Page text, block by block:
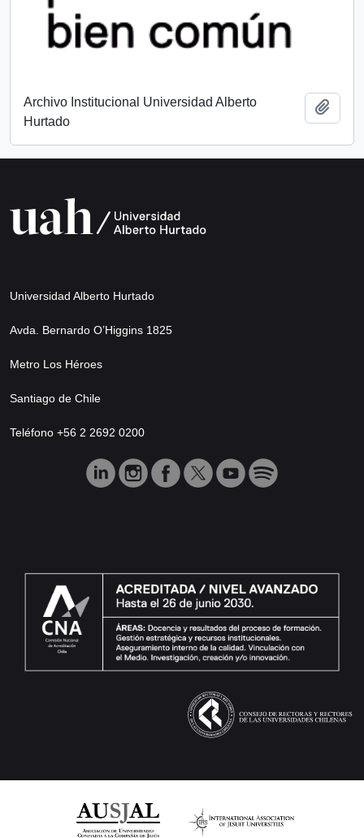
Archivo Institucional Universidad Alberto
Hurtado
Universidad Alberto Hurtado
Avda. Bernardo O’Higgins 1825
Metro Los Héroes
Santiago de Chile
Teléfono +56 2 2692 0200